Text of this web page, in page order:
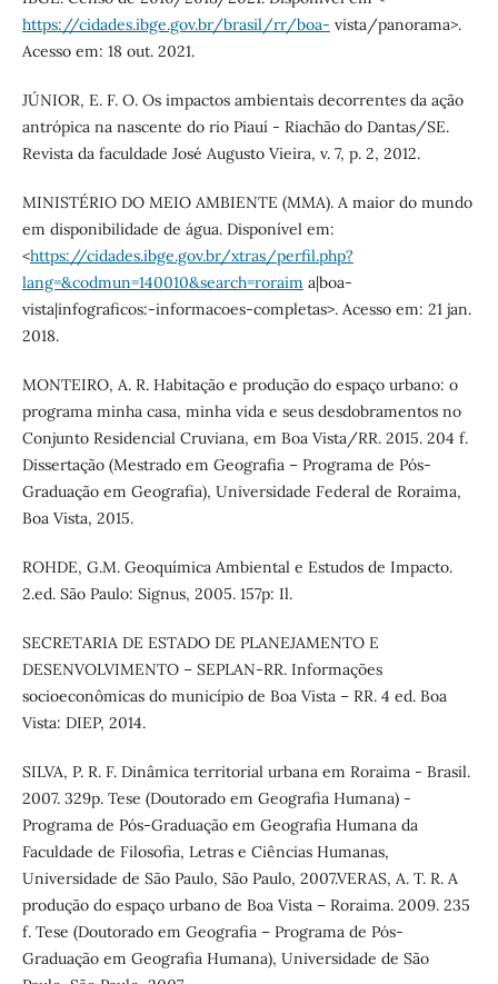
https://cidades.ibge.gov.br/brasil/rr/boa- vista/panorama>.
Acesso em: 18 out. 2021.
JÚNIOR, E. F. O. Os impactos ambientais decorrentes da ação
antrópica na nascente do rio Piauí - Riachão do Dantas/SE.
Revista da faculdade José Augusto Vieira, v. 7, p. 2, 2012.
MINISTÉRIO DO MEIO AMBIENTE (MMA). A maior do mundo
em disponibilidade de água. Disponível em:
<https://cidades.ibge.gov.br/xtras/perfil.php?
lang=&codmun=140010&search=roraim a|boa-
vista|infograficos:-informacoes-completas>. Acesso em: 21 jan.
2018.
MONTEIRO, A. R. Habitação e produção do espaço urbano: o
programa minha casa, minha vida e seus desdobramentos no
Conjunto Residencial Cruviana, em Boa Vista/RR. 2015. 204 f.
Dissertação (Mestrado em Geografia – Programa de Pós-
Graduação em Geografia), Universidade Federal de Roraima,
Boa Vista, 2015.
ROHDE, G.M. Geoquímica Ambiental e Estudos de Impacto.
2.ed. São Paulo: Signus, 2005. 157p: Il.
SECRETARIA DE ESTADO DE PLANEJAMENTO E
DESENVOLVIMENTO – SEPLAN-RR. Informações
socioeconômicas do município de Boa Vista – RR. 4 ed. Boa
Vista: DIEP, 2014.
SILVA, P. R. F. Dinâmica territorial urbana em Roraima - Brasil.
2007. 329p. Tese (Doutorado em Geografia Humana) -
Programa de Pós-Graduação em Geografia Humana da
Faculdade de Filosofia, Letras e Ciências Humanas,
Universidade de São Paulo, São Paulo, 2007.VERAS, A. T. R. A
produção do espaço urbano de Boa Vista – Roraima. 2009. 235
f. Tese (Doutorado em Geografia – Programa de Pós-
Graduação em Geografia Humana), Universidade de São